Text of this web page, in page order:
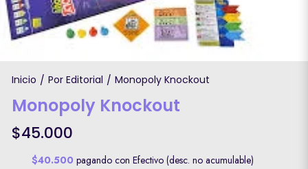
Inicio / Por Editorial / Monopoly Knockout
Monopoly Knockout
$45.000
$40.500 pagando con Efectivo (desc. no acumulable)